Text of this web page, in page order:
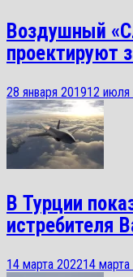
Воздушный
проектируют
28 января 201912 июля
В Турции
истребителя
14 марта 202214